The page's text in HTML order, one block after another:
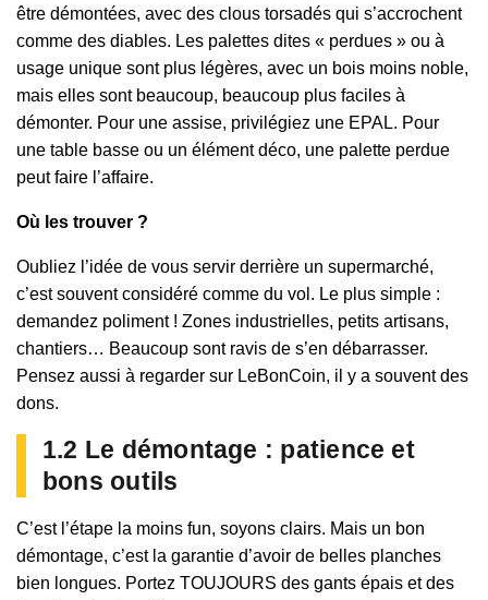
être démontées, avec des clous torsadés qui s’accrochent
comme des diables. Les palettes dites « perdues » ou à
usage unique sont plus légères, avec un bois moins noble,
mais elles sont beaucoup, beaucoup plus faciles à
démonter. Pour une assise, privilégiez une EPAL. Pour
une table basse ou un élément déco, une palette perdue
peut faire l’affaire.
Où les trouver ?
Oubliez l’idée de vous servir derrière un supermarché,
c’est souvent considéré comme du vol. Le plus simple :
demandez poliment ! Zones industrielles, petits artisans,
chantiers… Beaucoup sont ravis de s’en débarrasser.
Pensez aussi à regarder sur LeBonCoin, il y a souvent des
dons.
1.2 Le démontage : patience et
bons outils
C’est l’étape la moins fun, soyons clairs. Mais un bon
démontage, c’est la garantie d’avoir de belles planches
bien longues. Portez TOUJOURS des gants épais et des